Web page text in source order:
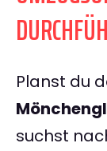
Planst du
suchst